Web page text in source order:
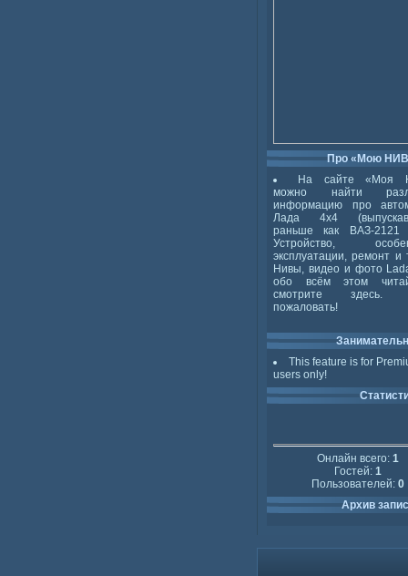
Про «Мою
На сайте «Моя
можно найти
информацию про
Лада 4x4
раньше как ВАЗ-2121
Устройство,
эксплуатации, ремонт и
Нивы, видео и фото
обо всём этом
смотрите здесь.
пожаловать!
This feature is for
users only!
Онлайн всего: 1
Гостей: 1
Пользователей: 0
Архив